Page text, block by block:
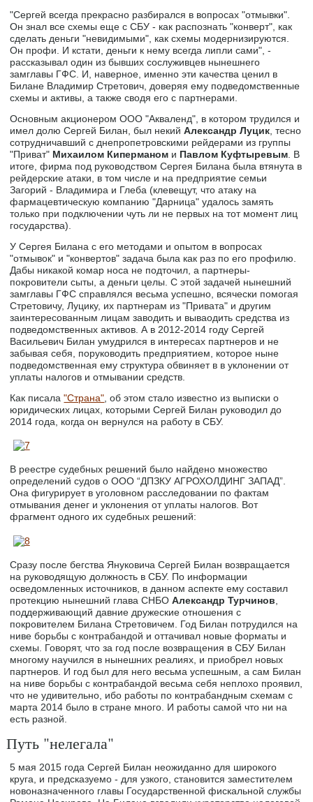
"Сергей всегда прекрасно разбирался в вопросах "отмывки".
Он знал все схемы еще с СБУ - как распознать "конверт", как
сделать деньги "невидимыми", как схемы модернизируются.
Он профи. И кстати, деньги к нему всегда липли сами", -
рассказывал один из бывших сослуживцев нынешнего
замглавы ГФС. И, наверное, именно эти качества ценил в
Билане Владимир Стретович, доверяя ему подведомственные
схемы и активы, а также сводя его с партнерами.
Основным акционером ООО "Акваленд", в котором трудился и
имел долю Сергей Билан, был некийАлександр Луцик , тесно
сотрудничавший с днепропетровскими рейдерами из группы
"Приват" Михаилом Киперманом и Павлом Куфтыревым . В
итоге, фирма под руководством Сергея Билана была втянута в
рейдерские атаки, в том числе и на предприятие семьи
Загорий - Владимира и Глеба (клевещут, что атаку на
фармацевтическую компанию "Дарница" удалось замять
только при подключении чуть ли не первых на тот момент лиц
государства).
У Сергея Билана с его методами и опытом в вопросах
"отмывок" и "конвертов" задача была как раз по его профилю.
Дабы никакой комар носа не подточил, а партнеры-
покровители сыты, а деньги целы. С этой задачей нынешний
замглавы ГФС справлялся весьма успешно, всячески помогая
Стретовичу, Луцику, их партнерам из "Привата" и другим
заинтересованным лицам заводить и вываодить средства из
подведомственных активов. А в 2012-2014 году Сергей
Васильевич Билан умудрился в интересах партнеров и не
забывая себя, поруководить предприятием, которое ныне
подведомственная ему структура обвиняет в в уклонении от
уплаты налогов и отмывании средств.
Как писала"Страна" , об этом стало известно из выписки о
юридических лицах, которыми Сергей Билан руководил до
2014 года, когда он вернулся на работу в СБУ.
В реестре судебных решений было найдено множество
определений судов о ООО “ДПЗКУ АГРОХОЛДИНГ ЗАПАД”.
Она фигурирует в уголовном расследовании по фактам
отмывания денег и уклонения от уплаты налогов. Вот
фрагмент одного их судебных решений:
Сразу после бегства Януковича Сергей Билан возвращается
на руководящую должность в СБУ. По информации
осведомленных источников, в данном аспекте ему составил
протекцию нынешний глава СНБОАлександр Турчинов
поддерживающий давние дружеские отношения с
покровителем Билана Стретовичем. Год Билан потрудился на
ниве борьбы с контрабандой и оттачивал новые форматы и
схемы. Говорят, что за год после возвращения в СБУ Билан
многому научился в нынешних реалиях, и приобрел новых
партнеров. И год был для него весьма успешным, а сам Билан
на ниве борьбы с контрабандой весьма себя неплохо проявил,
что не удивительно, ибо работы по контрабандным схемам с
марта 2014 было в стране много. И работы самой что ни на
есть разной.
Путь "нелегала"
5 мая 2015 года Сергей Билан неожиданно для широкого
круга, и предсказуемо - для узкого, становится заместителем
новоназначенного главы Государственной фискальной службы